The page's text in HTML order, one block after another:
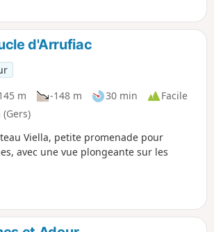
Chez Madiran ! Une randonnée
route, accessible et praticable toutes les
les temps !
d'Arrufiac
m -148 m 30 min
Facile
Viella, petite promenade pour
avec une vue plongeante sur les